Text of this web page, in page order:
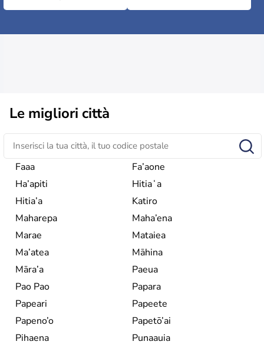
Le migliori città
Faaa
Fa’aone
Ha’apiti
Hitiaʻa
Hitia’a
Katiro
Maharepa
Maha’ena
Marae
Mataiea
Ma’atea
Māhina
Māra’a
Paeua
Pao Pao
Papara
Papeari
Papeete
Papeno’o
Papetō’ai
Pihaena
Punaauia